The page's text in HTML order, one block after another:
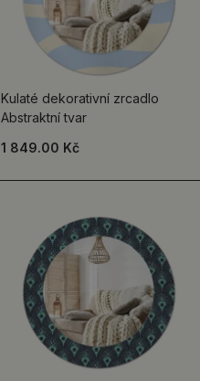
Kulaté dekorativní zrcadlo
Abstraktní tvar
1 849.00 Kč